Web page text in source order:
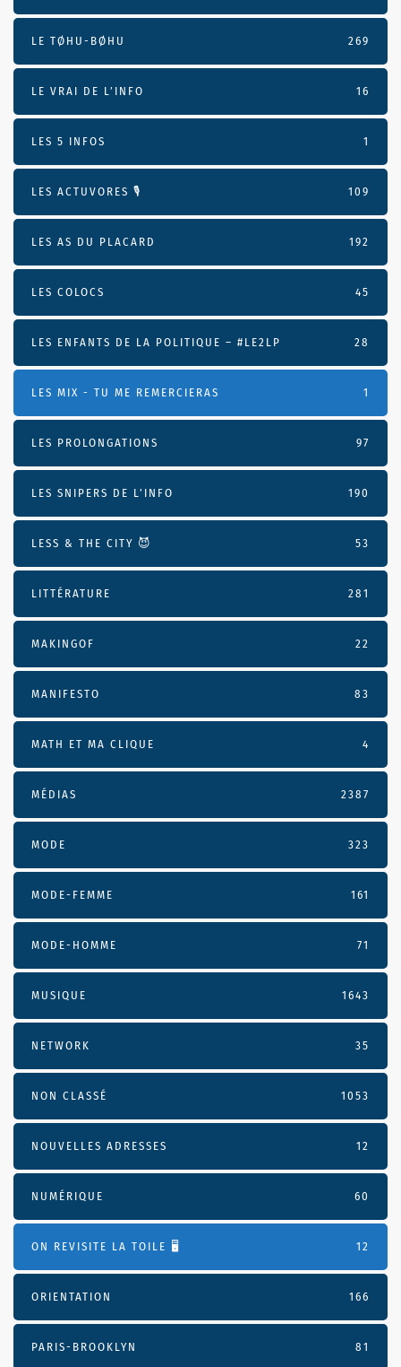
LE TØHU-BØHU 269
LE VRAI DE L’INFO 16
LES 5 INFOS 1
LES ACTUVORES 🎙 109
LES AS DU PLACARD 192
LES COLOCS 45
LES ENFANTS DE LA POLITIQUE – #LE2LP 28
LES MIX - TU ME REMERCIERAS 1
LES PROLONGATIONS 97
LES SNIPERS DE L’INFO 190
LESS & THE CITY 😈 53
LITTÉRATURE 281
MAKINGOF 22
MANIFESTO 83
MATH ET MA CLIQUE 4
MÉDIAS 2387
MODE 323
MODE-FEMME 161
MODE-HOMME 71
MUSIQUE 1643
NETWORK 35
NON CLASSÉ 1053
NOUVELLES ADRESSES 12
NUMÉRIQUE 60
ON REVISITE LA TOILE 🖥️ 12
ORIENTATION 166
PARIS-BROOKLYN 81